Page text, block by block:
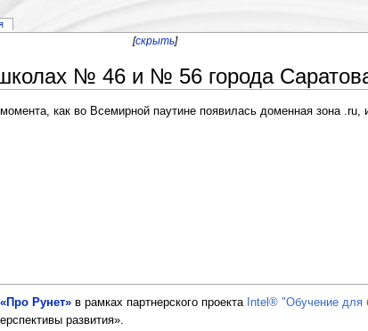
[скрыть]
№ 46 и № 56 города
как во Всемирной паутине появилась доменная зона .ru,
Рунет»в рамках партнерского проекта Intel® "Обучение для
развития».